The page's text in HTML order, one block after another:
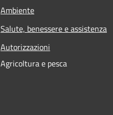
Ambiente
Salute, benessere e assistenza
Autorizzazioni
Agricoltura e pesca